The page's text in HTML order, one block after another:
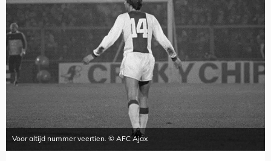
Voor altijd nummer veertien. © AFC Ajax